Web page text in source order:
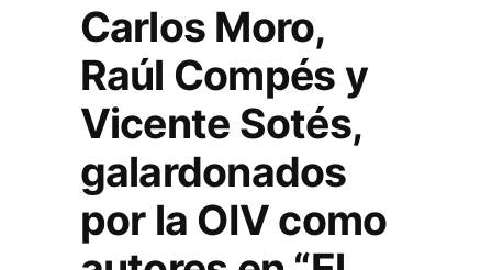
Carlos Moro,
Raúl Compés y
Vicente Sotés,
galardonados
por la OIV como